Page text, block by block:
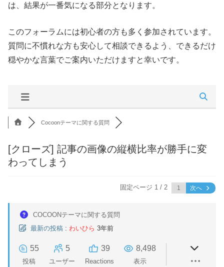
は、結果が一番気になる部分となります。
このフォーラムには初心者の方も多く参加されています。
質問に不慣れな方も安心して相談できるよう、できるだけ
穏やかな言葉でご案内いただけますと幸いです。
Cocoonテーマに関する質問
[クローズ] 記事の画像の縦横比率が勝手に変
わってしまう
固定ページ 1 / 2 次へ
COCOONテーマに関する質問
最新の投稿 : わいひら 3年前
55
投稿
5
ユーザー
39
Reactions
8,498
表示